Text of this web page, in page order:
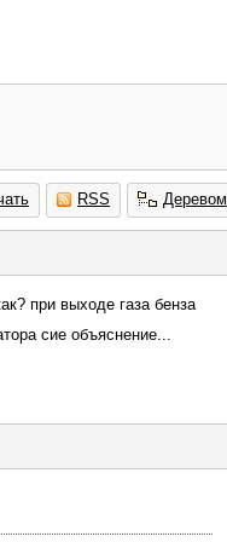
RSS Деревом
при выходе газа бенза
сие объяснение...